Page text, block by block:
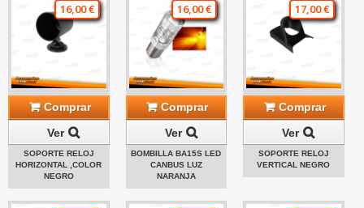
16,00 €
Comprar
Ver
SOPORTE RELOJ
HORIZONTAL ,COLOR
NEGRO
16,00 €
Comprar
Ver
BOMBILLA BA15S LED
CANBUS LUZ
NARANJA
17,00 €
Comprar
Ver
SOPORTE RELOJ
VERTICAL NEGRO